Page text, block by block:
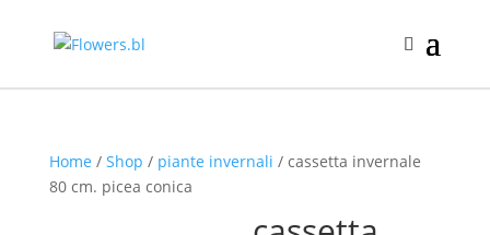
Home / Shop / piante invernali / cassetta invernale
80 cm. picea conica